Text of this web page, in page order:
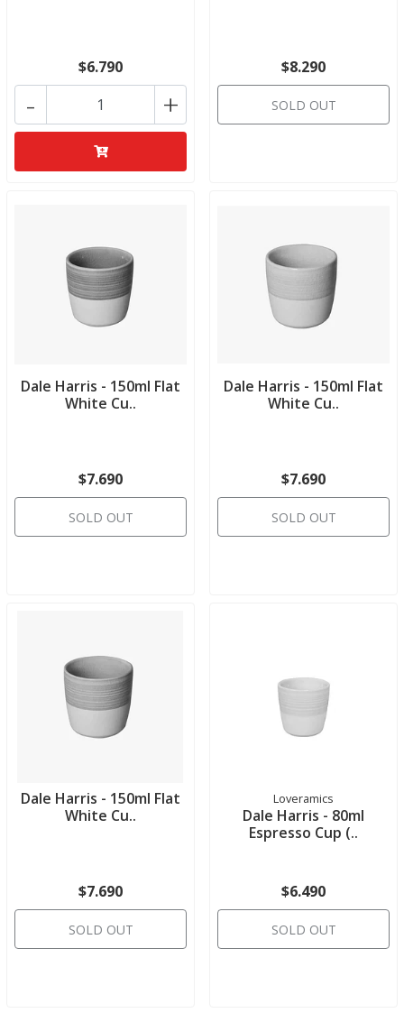
$6.790
+
-
$8.290
SOLD OUT
Dale Harris - 150ml Flat
White Cu..
$7.690
SOLD OUT
Dale Harris - 150ml Flat
White Cu..
$7.690
SOLD OUT
Dale Harris - 150ml Flat
White Cu..
$7.690
SOLD OUT
Loveramics
Dale Harris - 80ml
Espresso Cup (..
$6.490
SOLD OUT